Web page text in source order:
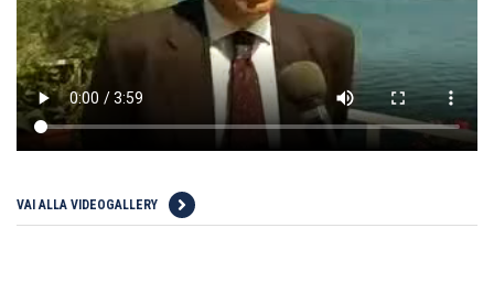
VAI ALLA VIDEOGALLERY